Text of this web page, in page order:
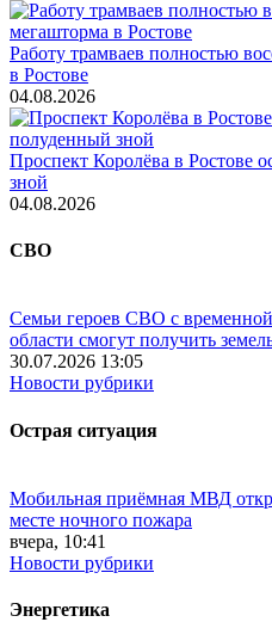
Работу трамваев полностью
в Ростове
04.08.2026
Проспект Королёва в Ростове
зной
04.08.2026
СВО
Семьи героев СВО с временной
области смогут получить
30.07.2026 13:05
Новости рубрики
Острая ситуация
Мобильная приёмная МВД
месте ночного пожара
вчера, 10:41
Новости рубрики
Энергетика